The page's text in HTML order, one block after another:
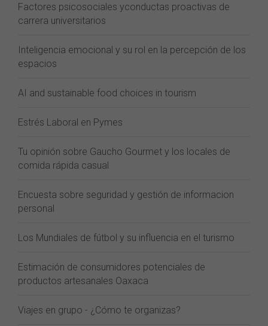
Factores psicosociales yconductas proactivas de
carrera universitarios
Inteligencia emocional y su rol en la percepción de los
espacios
AI and sustainable food choices in tourism
Estrés Laboral en Pymes
Tu opinión sobre Gaucho Gourmet y los locales de
comida rápida casual
Encuesta sobre seguridad y gestión de informacion
personal
Los Mundiales de fútbol y su influencia en el turismo
Estimación de consumidores potenciales de
productos artesanales Oaxaca
Viajes en grupo - ¿Cómo te organizas?